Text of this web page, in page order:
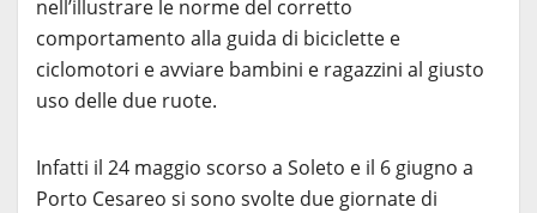
nell’illustrare le norme del corretto
comportamento alla guida di biciclette e
ciclomotori e avviare bambini e ragazzini al giusto
uso delle due ruote.
Infatti il 24 maggio scorso a Soleto e il 6 giugno a
Porto Cesareo si sono svolte due giornate di